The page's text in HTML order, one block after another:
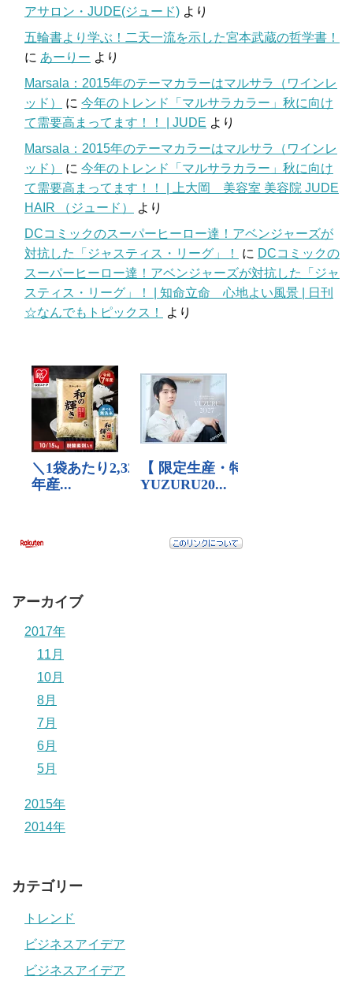
アサロン・JUDE(ジュード) より
五輪書より学ぶ！二天一流を示した宮本武蔵の哲学書！
に あーりー より
Marsala：2015年のテーマカラーはマルサラ（ワインレ
ッド）
に 今年のトレンド「マルサラカラー」秋に向け
て需要高まってます！！ | JUDE より
Marsala：2015年のテーマカラーはマルサラ（ワインレ
ッド）
に 今年のトレンド「マルサラカラー」秋に向け
て需要高まってます！！ | 上大岡 美容室 美容院 JUDE
HAIR （ジュード）
より
DCコミックのスーパーヒーロー達！アベンジャーズが
対抗した「ジャスティス・リーグ」！
に DCコミックの
スーパーヒーロー達！アベンジャーズが対抗した「ジャ
スティス・リーグ」！ | 知命立命 心地よい風景 | 日刊
☆なんでもトピックス！
より
アーカイブ
2017年
11月
10月
8月
7月
6月
5月
2015年
2014年
カテゴリー
トレンド
ビジネスアイデア
ビジネスアイデア